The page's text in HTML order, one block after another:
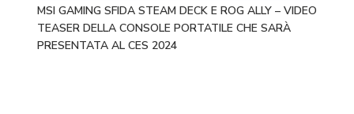
MSI GAMING SFIDA STEAM DECK E ROG ALLY – VIDEO
TEASER DELLA CONSOLE PORTATILE CHE SARÀ
PRESENTATA AL CES 2024